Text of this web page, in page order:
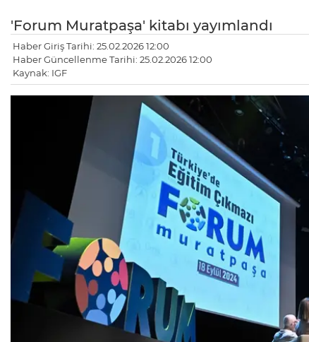
'Forum Muratpaşa' kitabı yayımlandı
Haber Giriş Tarihi: 25.02.2026 12:00
Haber Güncellenme Tarihi: 25.02.2026 12:00
Kaynak: IGF